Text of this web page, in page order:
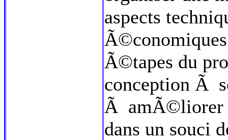
aspects
Ã©tapes du
conception Ã
Ã amÃ©liorer
dans un souci